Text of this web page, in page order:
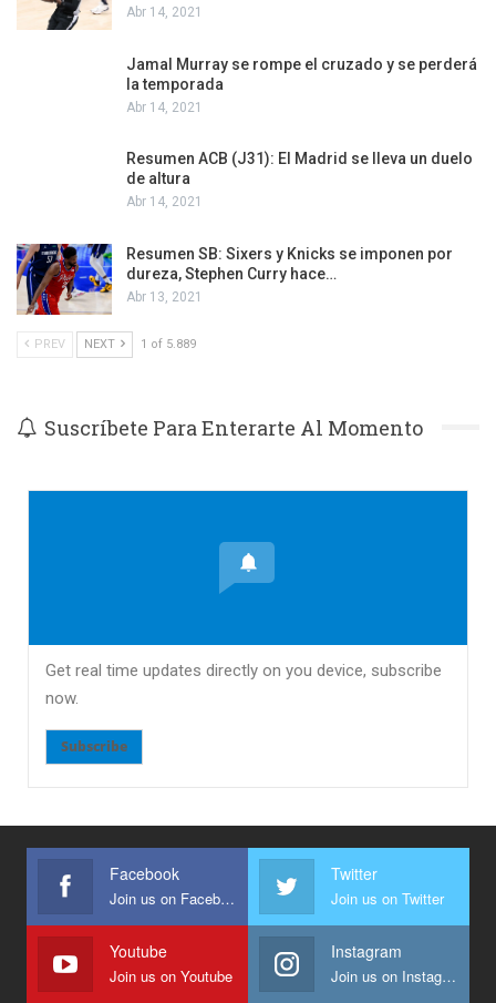
Abr 14, 2021
Jamal Murray se rompe el cruzado y se perderá
la temporada
Abr 14, 2021
Resumen ACB (J31): El Madrid se lleva un duelo
de altura
Abr 14, 2021
Resumen SB: Sixers y Knicks se imponen por
dureza, Stephen Curry hace…
Abr 13, 2021
PREV NEXT 1 of 5.889
Suscríbete Para Enterarte Al Momento
Get real time updates directly on you device, subscribe
now.
Subscribe
Facebook
Join us on Facebook
Twitter
Join us on Twitter
Youtube
Join us on Youtube
Instagram
Join us on Instagram